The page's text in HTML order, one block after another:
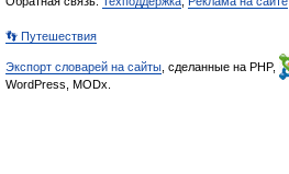
👣 Путешествия
Экспорт словарей на сайты , сделанные на PHP,
WordPress, MODx.